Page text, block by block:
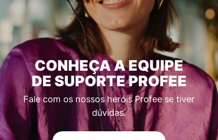
CONHEÇA A EQUIPE
DE SUPORTE PROFEE
Fale com os nossos heróis Profee se tiver
dúvidas.